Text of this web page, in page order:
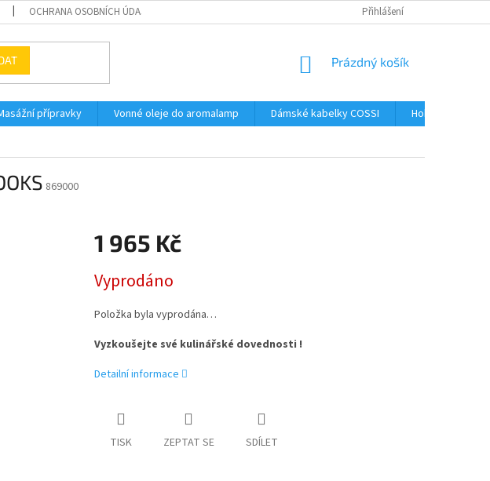
OCHRANA OSOBNÍCH ÚDAJŮ Přihlášení
NÁKUPNÍ
Prázdný košík
přípravky Vonné oleje do aromalamp Dámské kabelky COSSI Hobby
869000
1 965 Kč
cena:
Vyprodáno
Položka byla vyprodána…
Vyzkoušejte své kulinářské dovednosti !
Detailní informace
TISK ZEPTAT SE SDÍLET